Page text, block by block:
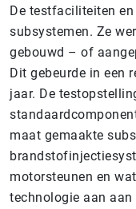
De testfaciliteiten
subsystemen. Ze
gebouwd – of
Dit gebeurde in een
jaar. De
maat gemaakte
motorsteunen en
technologie aan